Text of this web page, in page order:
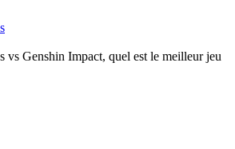
vs Genshin Impact, quel est le meilleur jeu